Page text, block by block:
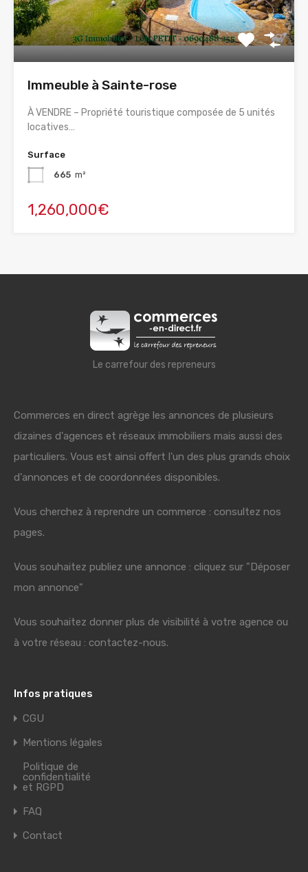
Immeuble à Sainte-rose
À VENDRE – Propriété touristique composée de 5 unités
locatives…
Surface
665 m²
1,260,000€
Le carrefour des repreneurs
Commerces en direct agrège les annonces de plusieurs
dizaines d'agences et réseaux immobiliers mais aussi des
particuliers. Vous est ainsi offert l'un des plus grands choix
d'annonces et de coordonnées disponibles.
Vous cherchez à reprendre un commerce : consultez nos
pages.
Vous souhaitez publiez une annonce : cliquez sur "Déposer
mon annonce"
Vous souhaitez donner plus de visibilité à votre agence ou
à votre réseau : contactez-nous.
Infos pratiques
CGU
Mentions légales
Politique de
confidentialité
et RGPD
FAQ
Contact